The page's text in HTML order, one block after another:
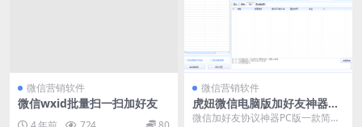
微信营销软件
微信wxid批量扫一扫加好友
微信营销软件
虎妞微信电脑版加好友神器批
量添加手机号码通讯录协议加
微信加好友协议神器PC版一款简便